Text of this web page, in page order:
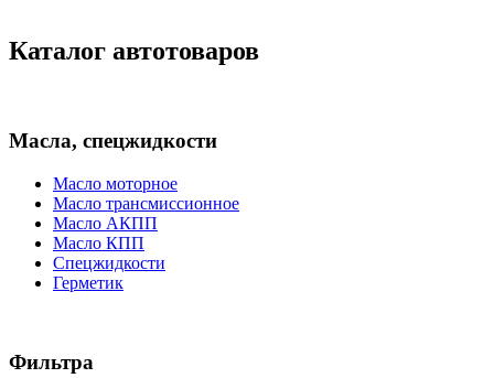
Каталог автотоваров
Масла, спецжидкости
Масло моторное
Масло трансмиссионное
Масло АКПП
Масло КПП
Спецжидкости
Герметик
Фильтра